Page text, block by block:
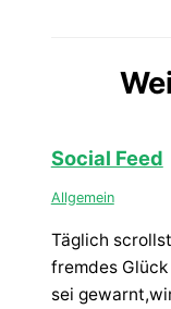
Social Feed
Allgemein
Täglich
fremdes
sei